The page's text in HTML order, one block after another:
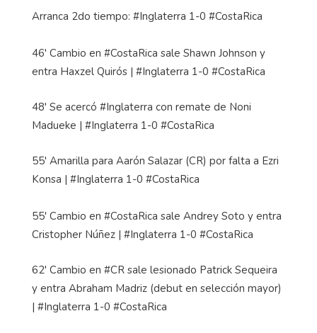
Arranca 2do tiempo: #Inglaterra 1-0 #CostaRica
46' Cambio en #CostaRica sale Shawn Johnson y
entra Haxzel Quirós | #Inglaterra 1-0 #CostaRica
48' Se acercó #Inglaterra con remate de Noni
Madueke | #Inglaterra 1-0 #CostaRica
55' Amarilla para Aarón Salazar (CR) por falta a Ezri
Konsa | #Inglaterra 1-0 #CostaRica
55' Cambio en #CostaRica sale Andrey Soto y entra
Cristopher Núñez | #Inglaterra 1-0 #CostaRica
62' Cambio en #CR sale lesionado Patrick Sequeira
y entra Abraham Madriz (debut en selección mayor)
| #Inglaterra 1-0 #CostaRica